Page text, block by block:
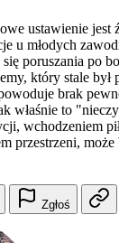
ustawienie jest
u młodych
poruszania po
który stale był
brak
właśnie to
wchodzeniem
przestrzeni, może
Zgłoś